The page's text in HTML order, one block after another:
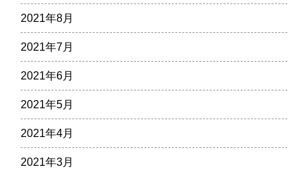
2021年8月
2021年7月
2021年6月
2021年5月
2021年4月
2021年3月